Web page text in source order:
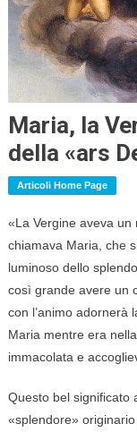
Maria, la
della «ars
Articoli Home Page
«La Vergine aveva
chiamava Maria, che
luminoso dello
così grande avere un
con l’animo adornerà
Maria mentre era
immacolata e
Questo bel significato
«splendore»